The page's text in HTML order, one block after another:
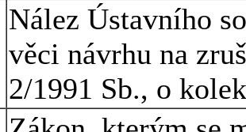
Nález Ústavního
věci návrhu na
2/1991 Sb., o